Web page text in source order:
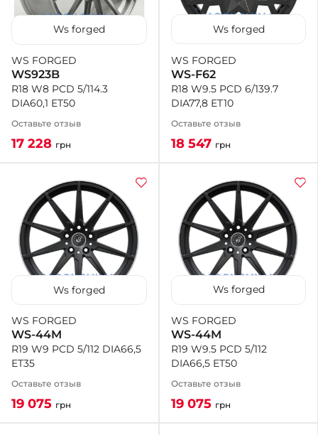
Ws forged
WS FORGED
WS923B
R18 W8 PCD 5/114.3
DIA60,1 ET50
Оставьте отзыв
17 228 грн
Ws forged
WS FORGED
WS-F62
R18 W9.5 PCD 6/139.7
DIA77,8 ET10
Оставьте отзыв
18 547 грн
Ws forged
WS FORGED
WS-44M
R19 W9 PCD 5/112 DIA66,5
ET35
Оставьте отзыв
19 075 грн
Ws forged
WS FORGED
WS-44M
R19 W9.5 PCD 5/112
DIA66,5 ET50
Оставьте отзыв
19 075 грн